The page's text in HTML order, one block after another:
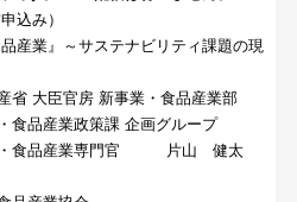
込み）
業』～サステナビリティ課題の現
新事業・食品産業部
策課 企画グループ
専門官 片山 健太